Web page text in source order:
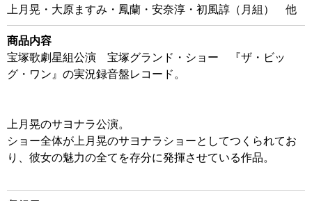
上月晃・大原ますみ・鳳蘭・安奈淳・初風諄（月組） 他
商品内容
宝塚歌劇星組公演 宝塚グランド・ショー 『ザ・ビッ
グ・ワン』の実況録音盤レコード。
上月晃のサヨナラ公演。
ショー全体が上月晃のサヨナラショーとしてつくられてお
り、彼女の魅力の全てを存分に発揮させている作品。